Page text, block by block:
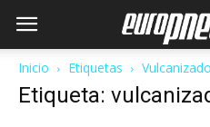
Inicio Etiquetas
Etiqueta: